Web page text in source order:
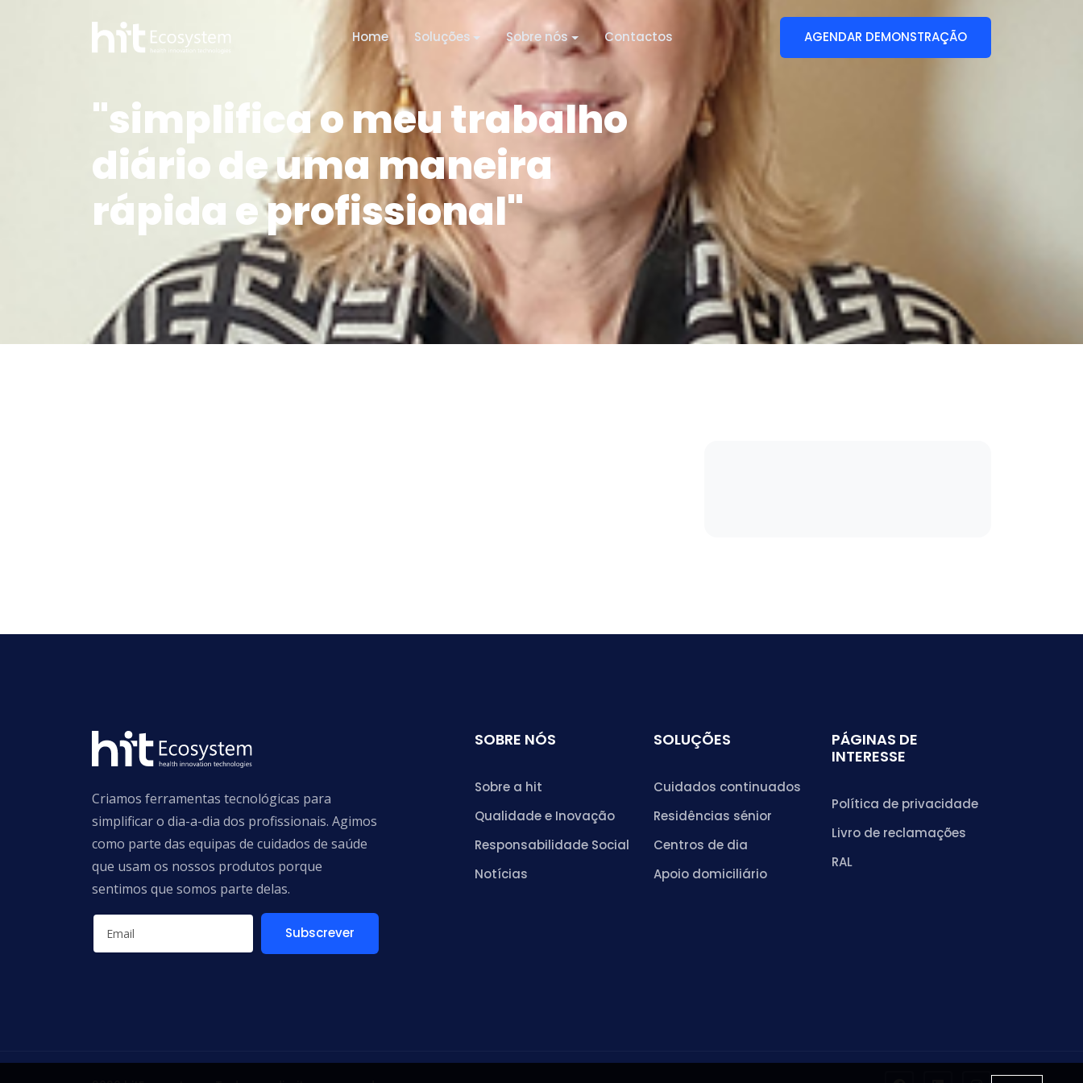
Home Soluções Sobre nós Contactos AGENDAR DEMONSTRAÇÃO
"simplifica o meu trabalho
diário de uma maneira
rápida e profissional"
Criamos ferramentas tecnológicas para
simplificar o dia-a-dia dos profissionais. Agimos
como parte das equipas de cuidados de saúde
que usam os nossos produtos porque
sentimos que somos parte delas.
Subscrever
SOBRE NÓS
Sobre a hit
Qualidade e Inovação
Responsabilidade Social
Notícias
SOLUÇÕES
Cuidados continuados
Residências sénior
Centros de dia
Apoio domiciliário
PÁGINAS DE
INTERESSE
Política de privacidade
Livro de reclamações
RAL